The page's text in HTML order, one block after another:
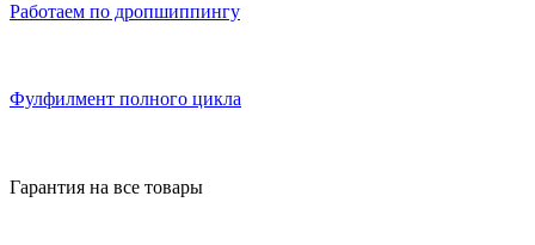
Работаем по дропшиппингу
Фулфилмент полного цикла
Гарантия на все товары